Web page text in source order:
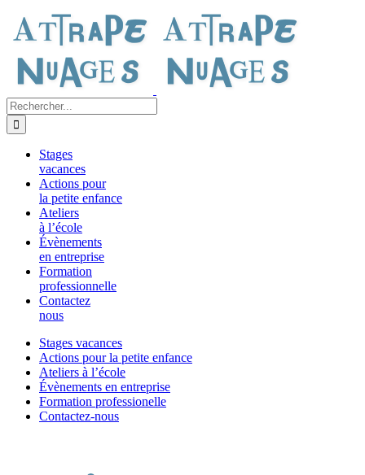
contenu
Rechercher:
Stages
vacances
Actions pour
la petite enfance
Ateliers
à l’école
Évènements
en entreprise
Formation
professionnelle
Contactez
nous
Stages vacances
Actions pour la petite enfance
Ateliers à l’école
Évènements en entreprise
Formation professionelle
Contactez-nous